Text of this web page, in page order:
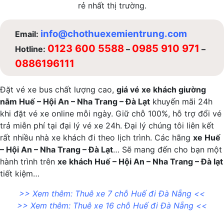
rẻ nhất thị trường.
Email: info@chothuexemientrung.com
Hotline: 0123 600 5588 – 0985 910 971 –
0886196111
Đặt vé xe bus chất lượng cao, giá vé xe khách giường
nằm Huế – Hội An – Nha Trang – Đà Lạt khuyến mãi 24h
khi đặt vé xe online mỗi ngày. Giữ chỗ 100%, hỗ trợ đổi vé
trả miễn phí tại đại lý vé xe 24h. Đại lý chúng tôi liên kết
rất nhiều nhà xe khách đi theo lịch trình. Các hãng xe Huế
– Hội An – Nha Trang – Đà Lạt… Sẽ mang đến cho bạn một
hành trình trên xe khách Huế – Hội An – Nha Trang – Đà lạt
tiết kiệm…
>> Xem thêm: Thuê xe 7 chỗ Huế đi Đà Nẵng <<
>> Xem thêm: Thuê xe 16 chỗ Huế đi Đà Nẵng <<